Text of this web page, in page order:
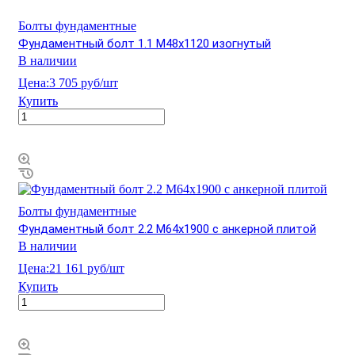
Болты фундаментные
Фундаментный болт 1.1 М48х1120 изогнутый
В наличии
Цена:3 705 руб/шт
Купить
Болты фундаментные
Фундаментный болт 2.2 М64х1900 с анкерной плитой
В наличии
Цена:21 161 руб/шт
Купить